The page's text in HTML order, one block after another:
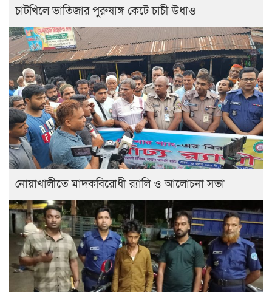
চাটখিলে ভাতিজার পুরুষাঙ্গ কেটে চাচী উধাও
নোয়াখালীতে মাদকবিরোধী র‍্যালি ও আলোচনা সভা